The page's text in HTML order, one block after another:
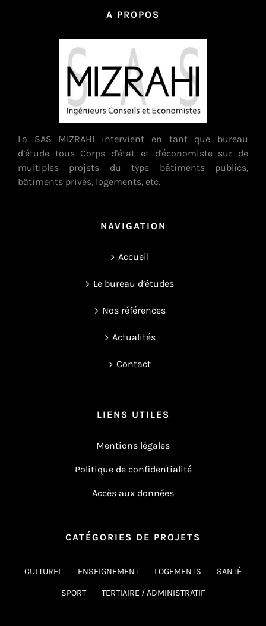
A PROPOS
La SAS MIZRAHI intervient en tant que bureau
d’étude tous Corps d'état et d'économiste sur de
multiples projets du type bâtiments publics,
bâtiments privés, logements, etc.
NAVIGATION
Accueil
Le bureau d’études
Nos références
Actualités
Contact
LIENS UTILES
Mentions légales
Politique de confidentialité
Accès aux données
CATÉGORIES DE PROJETS
CULTUREL ENSEIGNEMENT LOGEMENTS SANTÉ
SPORT TERTIAIRE / ADMINISTRATIF